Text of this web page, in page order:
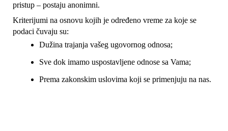
pristup – postaju anonimni.
Kriterijumi na osnovu kojih je određeno vreme za koje se
podaci čuvaju su:
Dužina trajanja vašeg ugovornog odnosa;
Sve dok imamo uspostavljene odnose sa Vama;
Prema zakonskim uslovima koji se primenjuju na nas.